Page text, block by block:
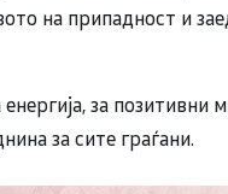
на припадност и
за позитивни
за сите граѓани.